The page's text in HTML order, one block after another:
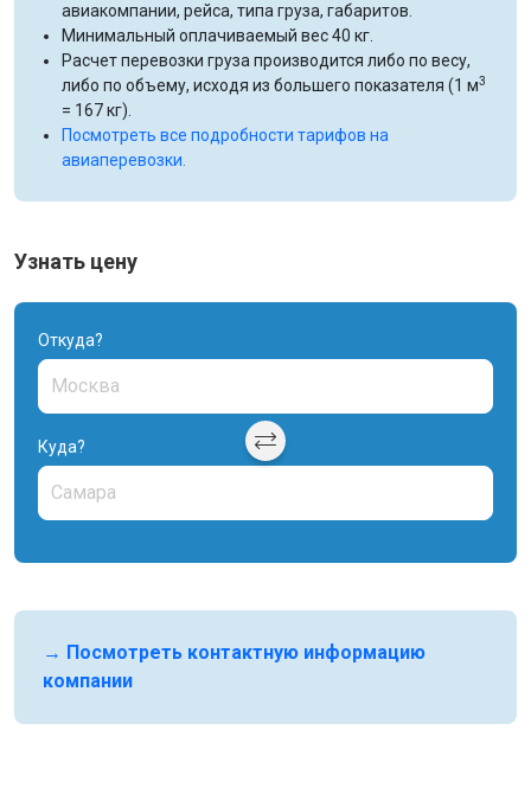
авиакомпании, рейса, типа груза, габаритов.
Минимальный оплачиваемый вес 40 кг.
Расчет перевозки груза производится либо по весу,
либо по объему, исходя из большего показателя (1 м3
= 167 кг).
Посмотреть все подробности тарифов на
авиаперевозки.
Узнать цену
Откуда?
Куда?
→ Посмотреть контактную информацию
компании